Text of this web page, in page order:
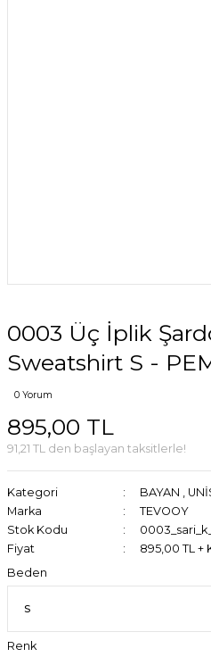
0003 Üç İplik
Sweatshirt S -
0 Yorum
895,00 TL
91,21 TL den başlayan taksitlerle!
Kategori BAYAN ,
Marka
TEVOOY
Stok Kodu
Fiyat
895,00 TL +
Beden
Renk